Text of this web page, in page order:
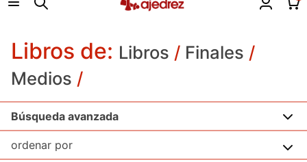
Libros de: Libros / Finales /
Medios /
Búsqueda avanzada